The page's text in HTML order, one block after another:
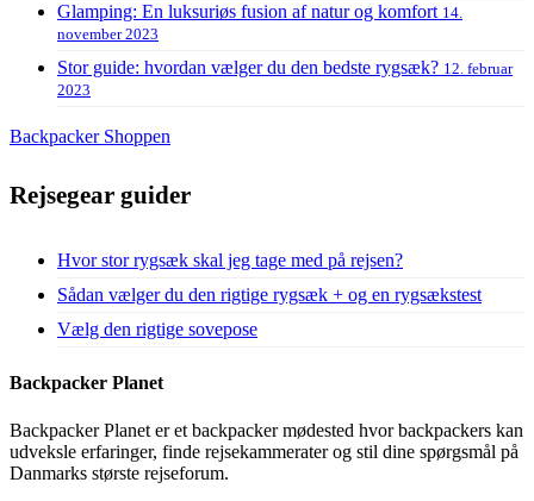
Glamping: En luksuriøs fusion af natur og komfort 14.
november 2023
Stor guide: hvordan vælger du den bedste rygsæk? 12. februar
2023
Backpacker Shoppen
Rejsegear guider
Hvor stor rygsæk skal jeg tage med på rejsen?
Sådan vælger du den rigtige rygsæk + og en rygsækstest
Vælg den rigtige sovepose
Backpacker Planet
Backpacker Planet er et backpacker mødested hvor backpackers kan
udveksle erfaringer, finde rejsekammerater og stil dine spørgsmål på
Danmarks største rejseforum.